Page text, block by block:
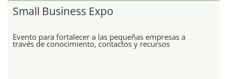
Small Business Expo
Evento para fortalecer a las pequeñas empresas a
través de conocimiento, contactos y recursos